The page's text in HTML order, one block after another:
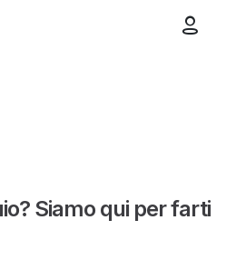
Siamo qui per farti